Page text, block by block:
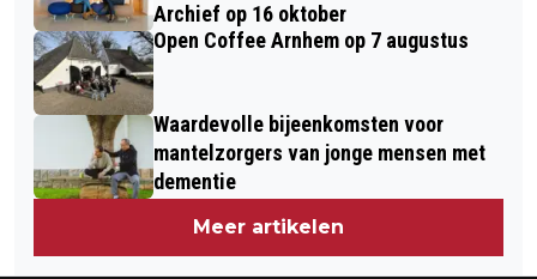
Archief op 16 oktober
Open Coffee Arnhem op 7 augustus
Waardevolle bijeenkomsten voor
mantelzorgers van jonge mensen met
dementie
Meer artikelen